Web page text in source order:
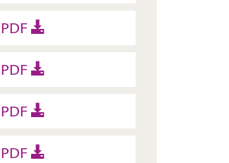
PDF
PDF
PDF
PDF